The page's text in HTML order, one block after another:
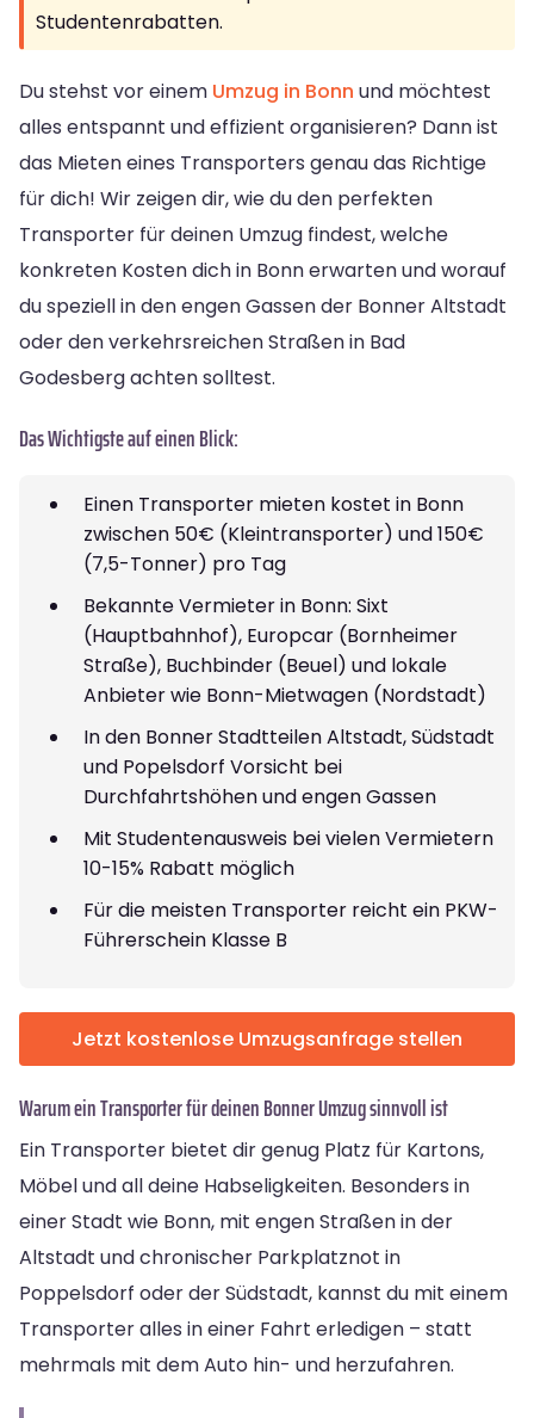
Studentenrabatten.
Du stehst vor einem Umzug in Bonn und möchtest
alles entspannt und effizient organisieren? Dann ist
das Mieten eines Transporters genau das Richtige
für dich! Wir zeigen dir, wie du den perfekten
Transporter für deinen Umzug findest, welche
konkreten Kosten dich in Bonn erwarten und worauf
du speziell in den engen Gassen der Bonner Altstadt
oder den verkehrsreichen Straßen in Bad
Godesberg achten solltest.
Das Wichtigste auf einen Blick:
Einen Transporter mieten kostet in Bonn
zwischen 50€ (Kleintransporter) und 150€
(7,5-Tonner) pro Tag
Bekannte Vermieter in Bonn: Sixt
(Hauptbahnhof), Europcar (Bornheimer
Straße), Buchbinder (Beuel) und lokale
Anbieter wie Bonn-Mietwagen (Nordstadt)
In den Bonner Stadtteilen Altstadt, Südstadt
und Popelsdorf Vorsicht bei
Durchfahrtshöhen und engen Gassen
Mit Studentenausweis bei vielen Vermietern
10-15% Rabatt möglich
Für die meisten Transporter reicht ein PKW-
Führerschein Klasse B
Jetzt kostenlose Umzugsanfrage stellen
Warum ein Transporter für deinen Bonner Umzug sinnvoll ist
Ein Transporter bietet dir genug Platz für Kartons,
Möbel und all deine Habseligkeiten. Besonders in
einer Stadt wie Bonn, mit engen Straßen in der
Altstadt und chronischer Parkplatznot in
Poppelsdorf oder der Südstadt, kannst du mit einem
Transporter alles in einer Fahrt erledigen – statt
mehrmals mit dem Auto hin- und herzufahren.